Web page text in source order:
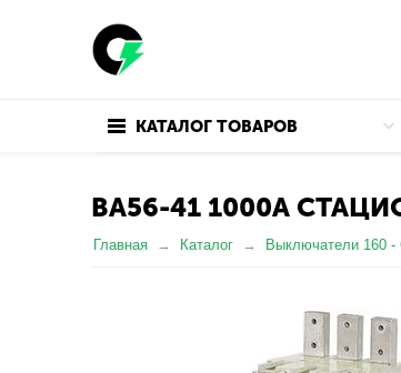
КАТАЛОГ ТОВАРОВ
ВА56-41 1000А
Главная Каталог Выключатели 160 -